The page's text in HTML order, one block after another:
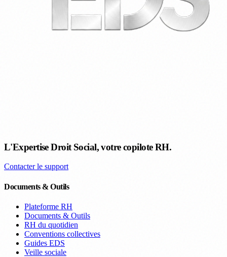
L'Expertise Droit Social, votre copilote RH.
Contacter le support
Documents & Outils
Plateforme RH
Documents & Outils
RH du quotidien
Conventions collectives
Guides EDS
Veille sociale